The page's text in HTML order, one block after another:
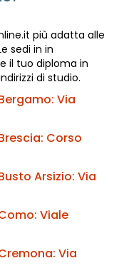
più adatta alle
sedi in in
il tuo diploma in
di studio.
Via
Corso
Arsizio: Via
Viale
Via